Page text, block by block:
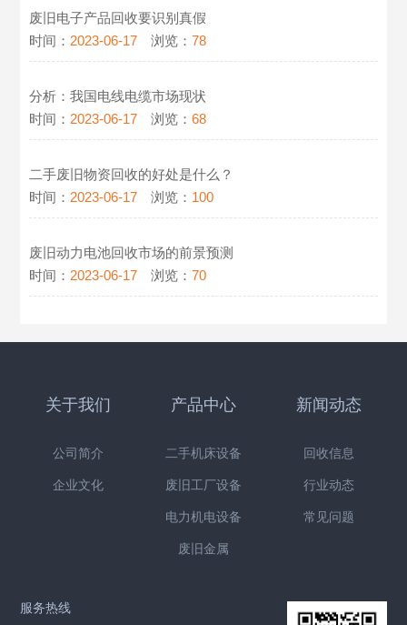
废旧电子产品回收要识别真假
时间： 2023-06-17 浏览：78
分析：我国电线电缆市场现状
时间： 2023-06-17 浏览：68
二手废旧物资回收的好处是什么？
时间： 2023-06-17 浏览： 100
废旧动力电池回收市场的前景预测
时间： 2023-06-17 浏览：70
关于我们
公司简介
企业文化
产品中心
二手机床设备
废旧工厂设备
电力机电设备
废旧金属
新闻动态
回收信息
行业动态
常见问题
服务热线